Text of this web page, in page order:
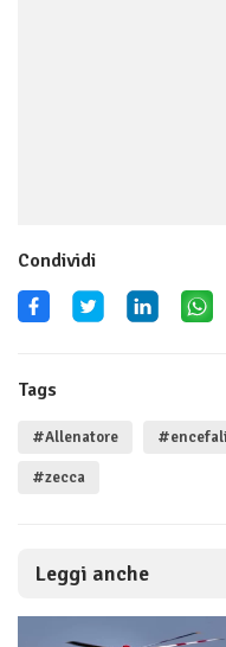
Condividi
Tags
#Allenatore
#zecca
Leggi anche